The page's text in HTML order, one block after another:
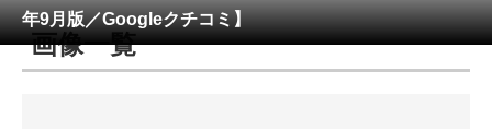
メディア
注目記事を集めた総合ページ
年9月版／Googleクチコミ】
画像一覧